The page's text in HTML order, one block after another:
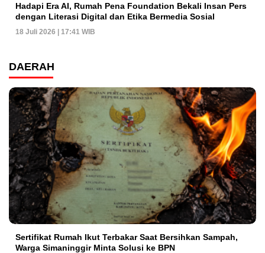
Hadapi Era AI, Rumah Pena Foundation Bekali Insan Pers
dengan Literasi Digital dan Etika Bermedia Sosial
18 Juli 2026 | 17:41 WIB
DAERAH
Sertifikat Rumah Ikut Terbakar Saat Bersihkan Sampah,
Warga Simaninggir Minta Solusi ke BPN